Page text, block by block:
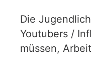
Die
Youtubers /
müssen,